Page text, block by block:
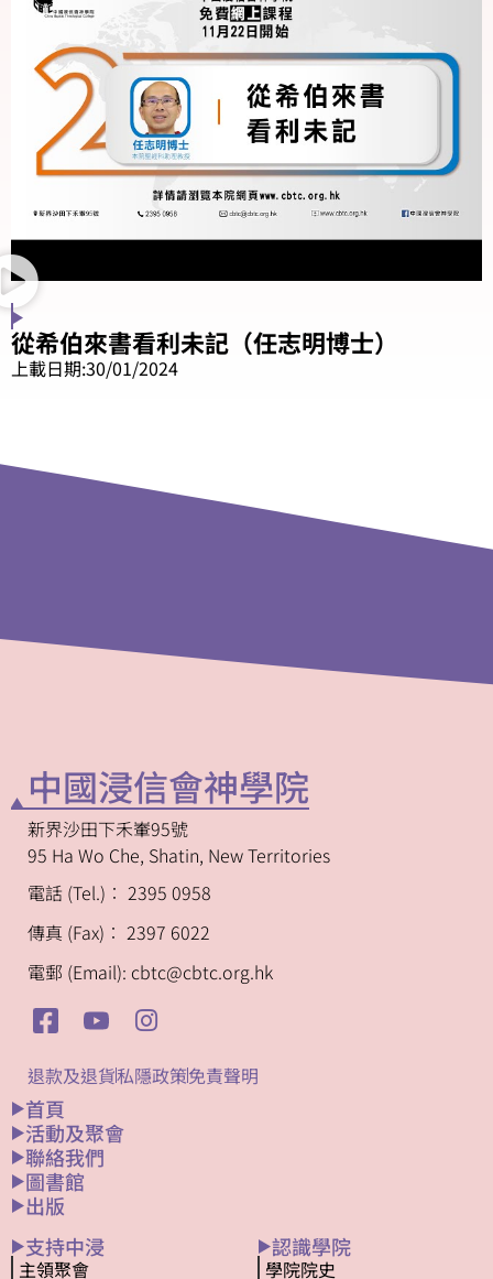
從希伯來書看利未記（任志明博士）
上載日期:30/01/2024
中國浸信會神學院
新界沙田下禾輋95號
95 Ha Wo Che, Shatin, New Territories
電話 (Tel.)︰ 2395 0958
傳真 (Fax)︰ 2397 6022
電郵 (Email): cbtc@cbtc.org.hk
退款及退貨私隱政策免責聲明
首頁
活動及聚會
聯絡我們
圖書館
出版
支持中浸
主領聚會
認識學院
學院院史